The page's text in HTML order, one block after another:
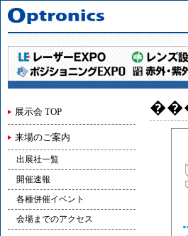
展示会 TOP
来場のご案内
出展社一覧
開催速報
各種併催イベント
会場までのアクセス